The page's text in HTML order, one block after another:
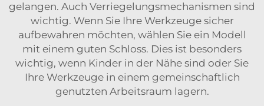
gelangen. Auch Verriegelungsmechanismen sind
wichtig. Wenn Sie Ihre Werkzeuge sicher
aufbewahren möchten, wählen Sie ein Modell
mit einem guten Schloss. Dies ist besonders
wichtig, wenn Kinder in der Nähe sind oder Sie
Ihre Werkzeuge in einem gemeinschaftlich
genutzten Arbeitsraum lagern.